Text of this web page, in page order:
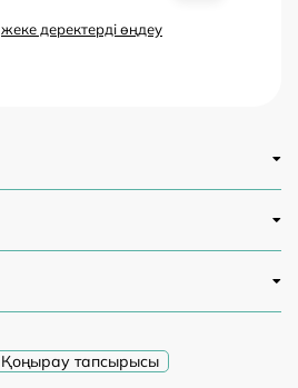
жеке деректерді өңдеу
Қоңырау тапсырысы